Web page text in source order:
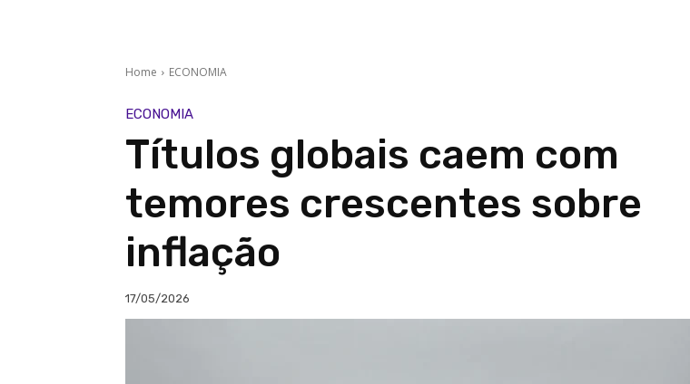
Home ECONOMIA
ECONOMIA
Títulos globais caem com
temores crescentes sobre
inflação
17/05/2026